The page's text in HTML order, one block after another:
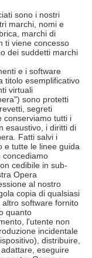
sono i nostri
marchi, nomi e
marchi di
ti viene concesso
dei suddetti marchi
e i software
titolo esemplificativo
virtuali
sono protetti
segreti
conserviamo tutti i
esaustivo, i diritti di
Fatti salvi i
e tutte le linee guida
concediamo
cedibile in sub-
Opera
al nostro
copia di qualsiasi
software fornito
quanto
l'utente non
incidentale
distribuire,
eseguire